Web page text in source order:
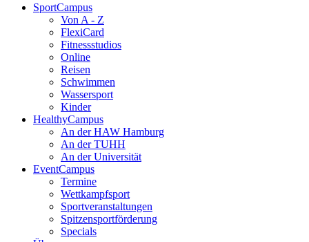
SportCampus
Von A - Z
FlexiCard
Fitnessstudios
Online
Reisen
Schwimmen
Wassersport
Kinder
HealthyCampus
An der HAW Hamburg
An der TUHH
An der Universität
EventCampus
Termine
Wettkampfsport
Sportveranstaltungen
Spitzensportförderung
Specials